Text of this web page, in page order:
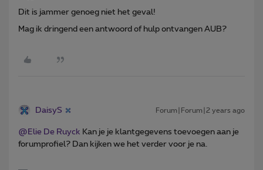
Dit is jammer genoeg niet het geval!
Mag ik dringend een antwoord of hulp ontvangen AUB?
DaisyS Forum|Forum|2 years ago
@Elie De Ruyck Kan je je klantgegevens toevoegen aan je
forumprofiel? Dan kijken we het verder voor je na.